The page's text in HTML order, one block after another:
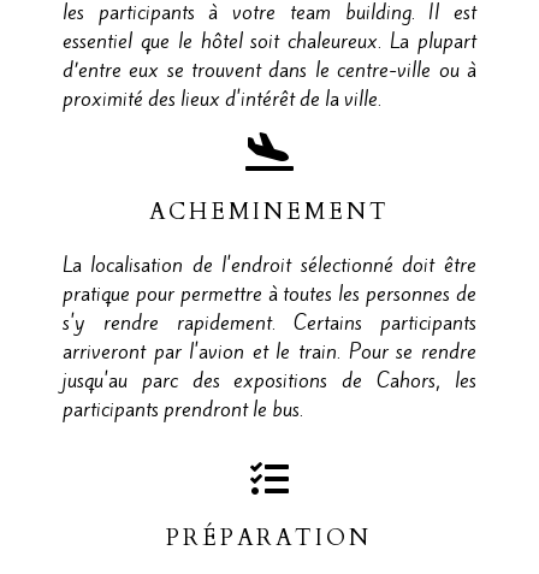
les participants à votre team building. Il est
essentiel que le hôtel soit chaleureux. La plupart
d’entre eux se trouvent dans le centre-ville ou à
proximité des lieux d'intérêt de la ville.
ACHEMINEMENT
La localisation de l'endroit sélectionné doit être
pratique pour permettre à toutes les personnes de
s'y rendre rapidement. Certains participants
arriveront par l'avion et le train. Pour se rendre
jusqu'au parc des expositions de Cahors, les
participants prendront le bus.
PRÉPARATION